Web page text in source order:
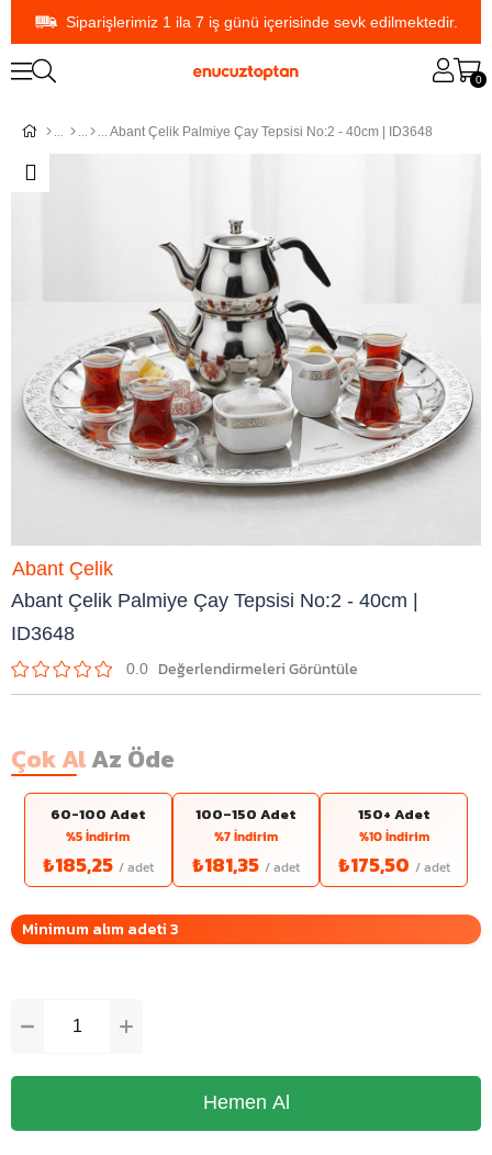
Siparişlerimiz 1 ila 7 iş günü içerisinde sevk edilmektedir.
0
Abant Çelik Palmiye Çay Tepsisi No:2 - 40cm | ID3648
Abant Çelik Palmiye Çay Tepsisi No:2 - 40cm |
ID3648
0.0
Abant Çelik
Çok AlAz Öde
60-100 Adet
%5 İndirim
₺185,25
100–150 Adet
%7 İndirim
₺181,35
150+ Adet
%10 İndirim
₺175,50
Minimum alım adeti 3